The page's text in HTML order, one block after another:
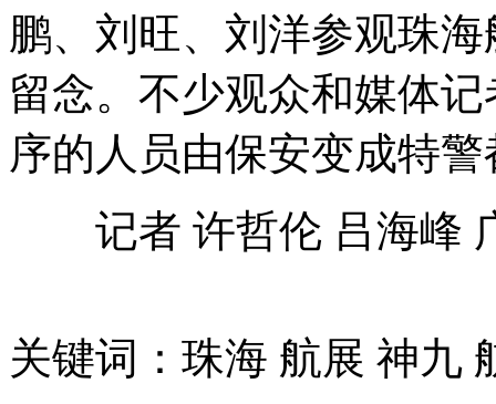
石原叫嚣"拥核"将加速日右倾化
安倍争取形式集体自卫权为争选民
广州车展预展:宾利保时捷等集中亮相
鹏、刘旺、刘洋参观珠
留念。不少观众和媒体
序的人员由保安变成特
记者 许哲伦 吕海峰
关键词：珠海 航展 神九